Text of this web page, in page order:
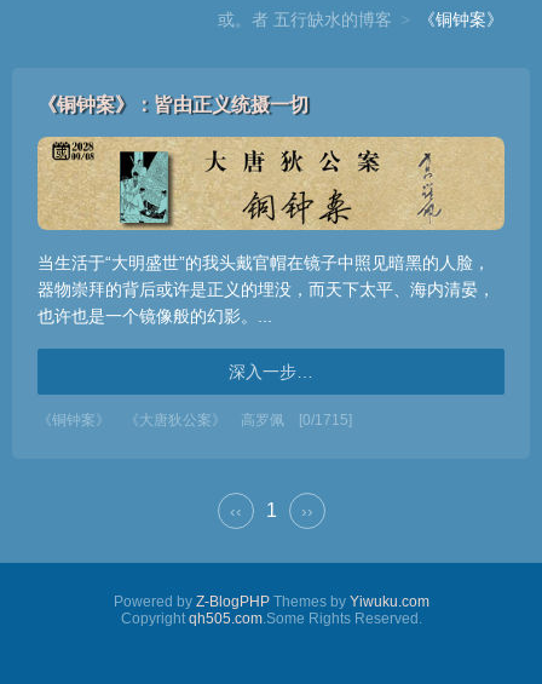
或。者 五行缺水的博客 > 《铜钟案》
《铜钟案》：皆由正义统摄一切
当生活于“大明盛世”的我头戴官帽在镜子中照见暗黑的人脸，
器物崇拜的背后或许是正义的埋没，而天下太平、海内清晏，
也许也是一个镜像般的幻影。...
深入一步…
《铜钟案》 《大唐狄公案》 高罗佩 [0/1715]
‹‹ 1 ››
Powered by Z-BlogPHPThemes by Yiwuku.com
Copyrightqh505.com.Some Rights Reserved.